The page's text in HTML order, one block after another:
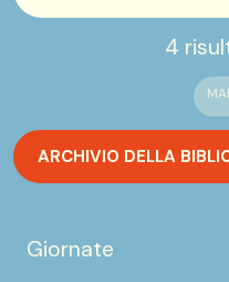
4
ARCHIVIO DELLA
Giornate